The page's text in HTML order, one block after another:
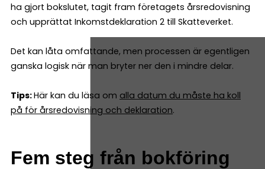
ha gjort bokslutet, tagit fram företagets årsredovisning
och upprättat Inkomstdeklaration 2 till Skatteverket.
Det kan låta omfattande, men processen är egentligen
ganska logisk när man bryter ner den i mindre delar.
Tips:Här kan du läsa om alla datum du måste ha koll
på för årsredovisning och deklaration.
Fem steg från bokföring